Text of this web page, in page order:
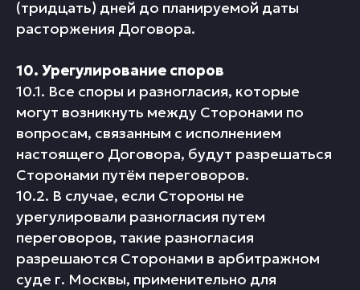
(тридцать) дней до планируемой даты
расторжения Договора.
10. Урегулирование споров
10.1. Все споры и разногласия, которые
могут возникнуть между Сторонами по
вопросам, связанным с исполнением
настоящего Договора, будут разрешаться
Сторонами путём переговоров.
10.2. В случае, если Стороны не
урегулировали разногласия путем
переговоров, такие разногласия
разрешаются Сторонами в арбитражном
суде г. Москвы, применительно для